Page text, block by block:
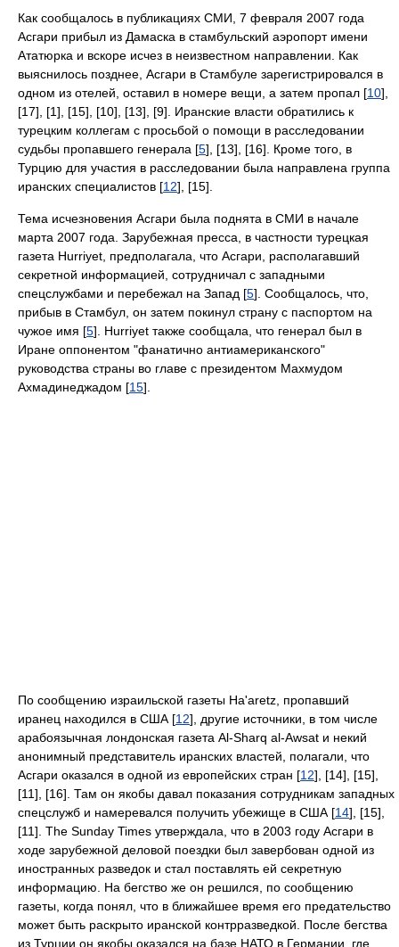
Как сообщалось в публикациях СМИ, 7 февраля 2007 года
Асгари прибыл из Дамаска в стамбульский аэропорт имени
Ататюрка и вскоре исчез в неизвестном направлении. Как
выяснилось позднее, Асгари в Стамбуле зарегистрировался в
одном из отелей, оставил в номере вещи, а затем пропал [10],
[17], [1], [15], [10], [13], [9]. Иранские власти обратились к
турецким коллегам с просьбой о помощи в расследовании
судьбы пропавшего генерала [5], [13], [16]. Кроме того, в
Турцию для участия в расследовании была направлена группа
иранских специалистов [12], [15].
Тема исчезновения Асгари была поднята в СМИ в начале
марта 2007 года. Зарубежная пресса, в частности турецкая
газета Hurriyet, предполагала, что Асгари, располагавший
секретной информацией, сотрудничал с западными
спецслужбами и перебежал на Запад [5]. Сообщалось, что,
прибыв в Стамбул, он затем покинул страну с паспортом на
чужое имя [5]. Hurriyet также сообщала, что генерал был в
Иране оппонентом "фанатично антиамериканского"
руководства страны во главе с президентом Махмудом
Ахмадинеджадом [15].
По сообщению израильской газеты Ha'aretz, пропавший
иранец находился в США [12], другие источники, в том числе
арабоязычная лондонская газета Al-Sharq al-Awsat и некий
анонимный представитель иранских властей, полагали, что
Асгари оказался в одной из европейских стран [12], [14], [15],
[11], [16]. Там он якобы давал показания сотрудникам западных
спецслужб и намеревался получить убежище в США [14], [15],
[11]. The Sunday Times утверждала, что в 2003 году Асгари в
ходе зарубежной деловой поездки был завербован одной из
иностранных разведок и стал поставлять ей секретную
информацию. На бегство же он решился, по сообщению
газеты, когда понял, что в ближайшее время его предательство
может быть раскрыто иранской контрразведкой. После бегства
из Турции он якобы оказался на базе НАТО в Германии, где